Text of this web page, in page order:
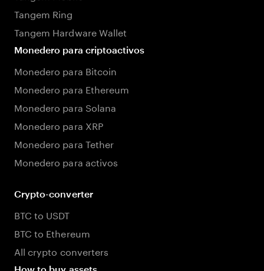
Tangem Ring
Tangem Hardware Wallet
Monedero para criptoactivos
Monedero para Bitcoin
Monedero para Ethereum
Monedero para Solana
Monedero para XRP
Monedero para Tether
Monedero para activos
Crypto-converter
BTC to USDT
BTC to Ethereum
All crypto converters